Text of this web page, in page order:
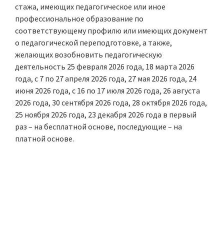
стажа, имеющих педагогическое или иное
профессиональное образование по
соответствующему профилю или имеющих документ
о педагогической переподготовке, а также,
желающих возобновить педагогическую
деятельность 25 февраля 2026 года, 18 марта 2026
года, с 7 по 27 апреля 2026 года, 27 мая 2026 года, 24
июня 2026 года, с 16 по 17 июля 2026 года, 26 августа
2026 года, 30 сентября 2026 года, 28 октября 2026 года,
25 ноября 2026 года, 23 декабря 2026 года в первый
раз – на бесплатной основе, последующие – на
платной основе.